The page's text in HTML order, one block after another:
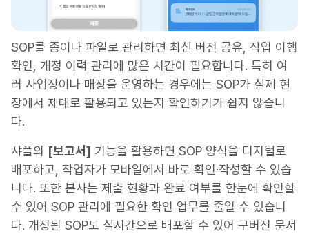
SOP를 종이나 파일로 관리하면 최신 버전 공유, 작업 이행
확인, 개정 이력 관리에 많은 시간이 필요합니다. 특히 여
러 사업장이나 매장을 운영하는 경우에는 SOP가 실제 현
장에서 제대로 활용되고 있는지 확인하기가 쉽지 않습니
다.
샤플의 [보고서] 기능을 활용하면 SOP 양식을 디지털로
배포하고, 작업자가 모바일에서 바로 확인·작성할 수 있습
니다. 또한 본사는 제출 현황과 완료 여부를 한눈에 확인할
수 있어 SOP 관리에 필요한 확인 업무를 줄일 수 있습니
다. 개정된 SOP도 실시간으로 배포할 수 있어 구버전 문서